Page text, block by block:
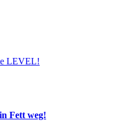
LEVEL!
Fett weg!